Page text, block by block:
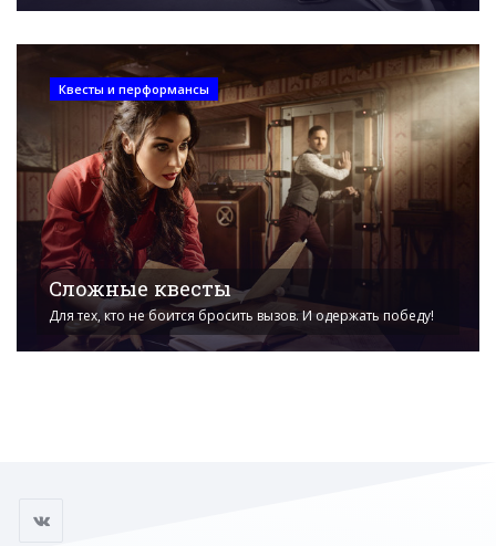
Квесты и перформансы
Сложные квесты
Для тех, кто не боится бросить вызов. И одержать победу!